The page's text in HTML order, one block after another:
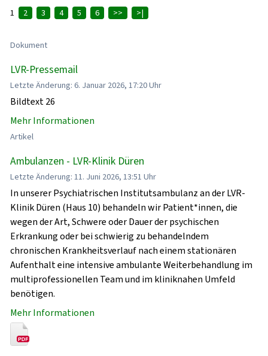
1 2 3 4 5 6 >> >|
Dokument
LVR-Pressemail
Letzte Änderung: 6. Januar 2026, 17:20 Uhr
Bildtext 26
Mehr Informationen
Artikel
Ambulanzen - LVR-Klinik Düren
Letzte Änderung: 11. Juni 2026, 13:51 Uhr
In unserer Psychiatrischen Institutsambulanz an der LVR-
Klinik Düren (Haus 10) behandeln wir Patient*innen, die
wegen der Art, Schwere oder Dauer der psychischen
Erkrankung oder bei schwierig zu behandelndem
chronischen Krankheitsverlauf nach einem stationären
Aufenthalt eine intensive ambulante Weiterbehandlung im
multiprofessionellen Team und im kliniknahen Umfeld
benötigen.
Mehr Informationen